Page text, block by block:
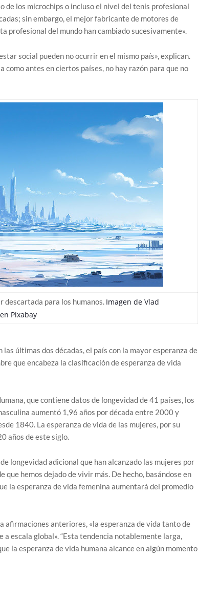
de los microchips o incluso el nivel del tenis profesional
sin embargo, el mejor fabricante de motores de
profesional del mundo han cambiado sucesivamente».
social pueden no ocurrir en el mismo país», explican.
como antes en ciertos países, no hay razón para que no
descartada para los humanos. Imagen de Vlad
en Pixabay
últimas dos décadas, el país con la mayor esperanza de
que encabeza la clasificación de esperanza de vida
que contiene datos de longevidad de 41 países, los
aumentó 1,96 años por década entre 2000 y
1840. La esperanza de vida de las mujeres, por su
años de este siglo.
longevidad adicional que han alcanzado las mujeres por
hemos dejado de vivir más. De hecho, basándose en
la esperanza de vida femenina aumentará del promedio
anteriores, «la esperanza de vida tanto de
escala global». “Esta tendencia notablemente larga,
la esperanza de vida humana alcance en algún momento